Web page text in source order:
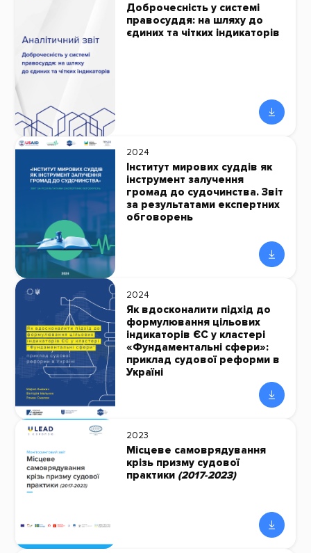
Доброчесність у системі
правосуддя: на шляху до
єдиних та чітких індикаторів
2024
Інститут мирових суддів як
інструмент залучення
громад до судочинства. Звіт
за результатами експертних
обговорень
2024
Як вдосконалити підхід до
формулювання цільових
індикаторів ЄС у кластері
«Фундаментальні сфери»:
приклад судової реформи в
Україні
2023
Місцеве самоврядування
крізь призму судової
практики (2017-2023)